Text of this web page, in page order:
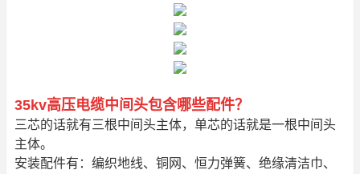
35kv高压电缆中间头包含哪些配件？
三芯的话就有三根中间头主体，单芯的话就是一根中间头
主体。
安装配件有：编织地线、铜网、恒力弹簧、绝缘清洁巾、